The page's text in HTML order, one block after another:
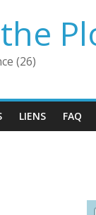
(26)
LIENS FAQ